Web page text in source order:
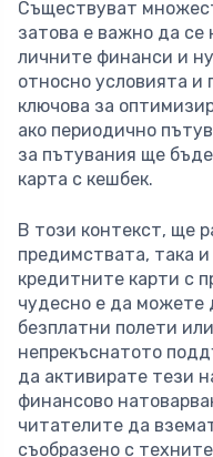
Съществуват
затова е важно да се
личните финанси и
относно условията и
ключова за
ако периодично
за пътувания ще
карта с кешбек.
В този контекст, ще
предимствата, така
кредитните карти с
чудесно е да можете
безплатни полети
непрекъснатото
да активирате тези
финансово
читателите да
съобразено с